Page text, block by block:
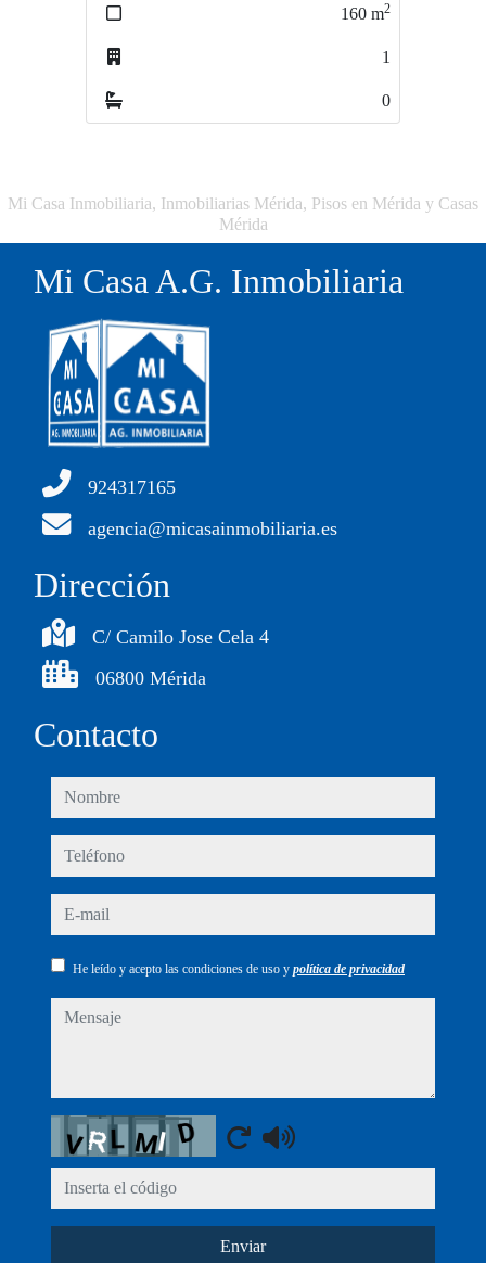
160 m2
1
0
Mi Casa Inmobiliaria, Inmobiliarias Mérida, Pisos en Mérida y Casas
Mérida
Mi Casa A.G. Inmobiliaria
924317165
agencia@micasainmobiliaria.es
Dirección
C/ Camilo Jose Cela 4
06800 Mérida
Contacto
nombre
teléfono
e-mail
He leído y acepto las condiciones de uso y política de privacidad
mensaje
Captcha
Enviar